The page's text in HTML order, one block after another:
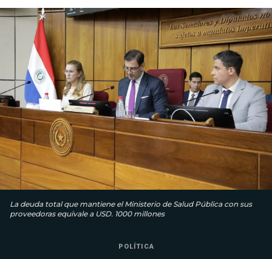
La deuda total que mantiene el Ministerio de Salud Pública con sus
proveedoras equivale a USD. 1000 millones
POLÍTICA